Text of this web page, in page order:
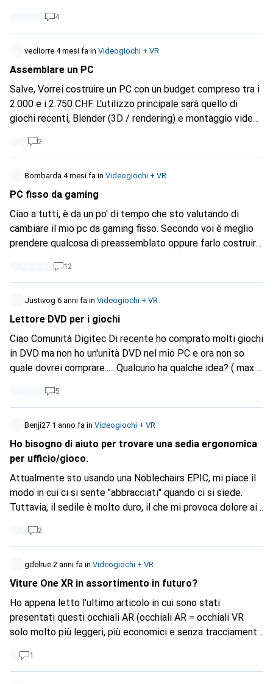
4
vecliorre 4 mesi fa in Videogiochi + VR
Assemblare un PC
Salve, Vorrei costruire un PC con un budget compreso tra i
2.000 e i 2.750 CHF. L'utilizzo principale sarà quello di
giochi recenti, Blender (3D / rendering) e montaggio video
possibile per questi usi.
2
Bombarda 4 mesi fa in Videogiochi + VR
PC fisso da gaming
Ciao a tutti, è da un po' di tempo che sto valutando di
cambiare il mio pc da gaming fisso. Secondo voi è meglio
prendere qualcosa di preassemblato oppure farlo costruire
di costi cosa conviene fare? Anche il costo elevato delle
RAM mi sta facendo aspettare per cambiarlo. Vi ringrazio
per i consigli.
12
Justivog 6 anni fa in Videogiochi + VR
Lettore DVD per i giochi
Ciao Comunità Digitec Di recente ho comprato molti giochi
in DVD ma non ho un'unità DVD nel mio PC e ora non so
quale dovrei comprare..... Qualcuno ha qualche idea? ( max.
5
Benji27 1 anno fa in Videogiochi + VR
Ho bisogno di aiuto per trovare una sedia ergonomica
per ufficio/gioco.
Attualmente sto usando una Noblechairs EPIC, mi piace il
modo in cui ci si sente "abbracciati" quando ci si siede.
Tuttavia, il sedile è molto duro, il che mi provoca dolore ai
lombare è piuttosto deludente perché non fa nulla.
L'assortimento è enorme, voglio qualcosa che si adatti alla
mia configurazione di gioco, preferibilmente tutto nero.
Sono disposto a pagare fino a circa 400fr, quali sarebbero
scrivania è alta 72 cm. Sono alto circa 190 cm. Grazie in
anticipo :)
2
gdelrue 2 anni fa in Videogiochi + VR
Viture One XR in assortimento in futuro?
Ho appena letto l'ultimo articolo in cui sono stati
presentati questi occhiali AR (occhiali AR = occhiali VR
solo molto più leggeri, più economici e senza tracciamento
Purtroppo, non c'è una sola azienda di vendita per
corrispondenza in Svizzera o nell'UE che assorba questi
1